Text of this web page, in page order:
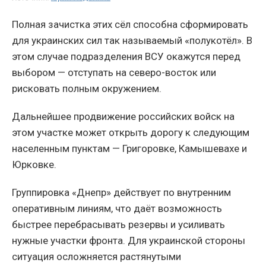
Полная зачистка этих сёл способна сформировать
для украинских сил так называемый «полукотёл». В
этом случае подразделения ВСУ окажутся перед
выбором — отступать на северо-восток или
рисковать полным окружением.
Дальнейшее продвижение российских войск на
этом участке может открыть дорогу к следующим
населенным пунктам — Григоровке, Камышевахе и
Юрковке.
Группировка «Днепр» действует по внутренним
оперативным линиям, что даёт возможность
быстрее перебрасывать резервы и усиливать
нужные участки фронта. Для украинской стороны
ситуация осложняется растянутыми